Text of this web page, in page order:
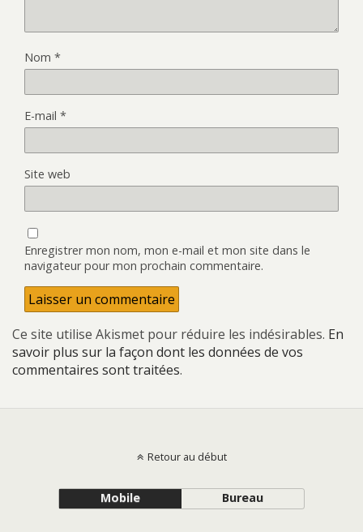
Nom *
E-mail *
Site web
Enregistrer mon nom, mon e-mail et mon site dans le
navigateur pour mon prochain commentaire.
Ce site utilise Akismet pour réduire les indésirables. En
savoir plus sur la façon dont les données de vos
commentaires sont traitées.
Retour au début
Mobile Bureau